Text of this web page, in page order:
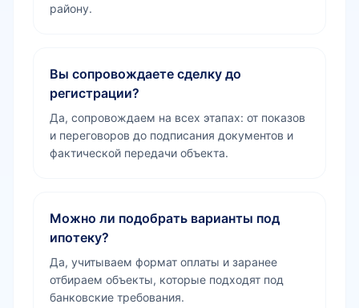
району.
Вы сопровождаете сделку до
регистрации?
Да, сопровождаем на всех этапах: от показов
и переговоров до подписания документов и
фактической передачи объекта.
Можно ли подобрать варианты под
ипотеку?
Да, учитываем формат оплаты и заранее
отбираем объекты, которые подходят под
банковские требования.